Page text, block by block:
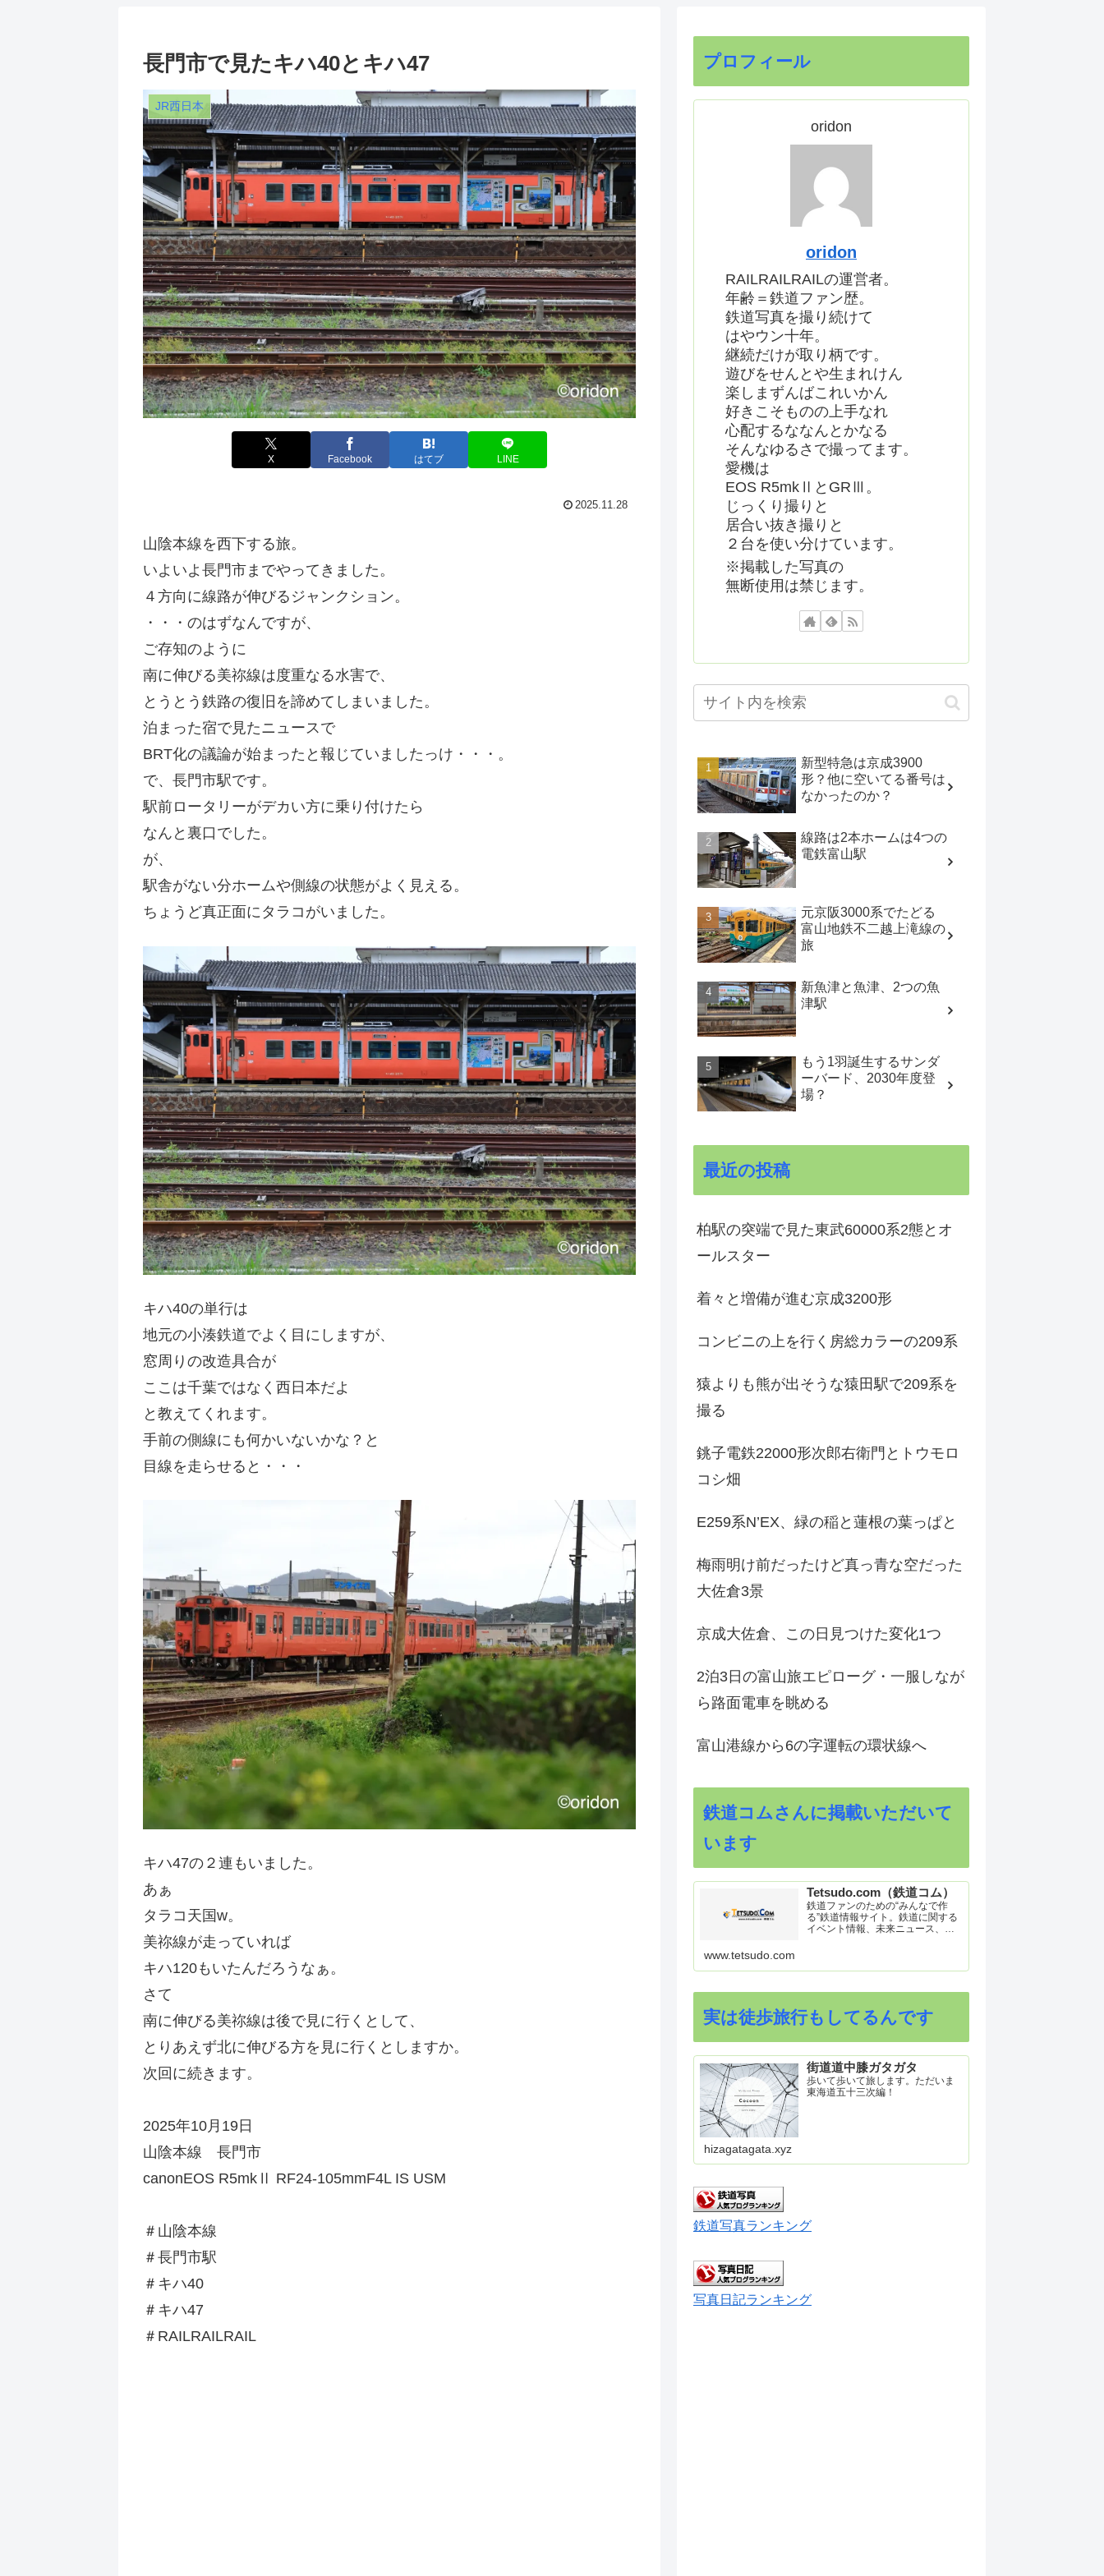
長門市で見たキハ40とキハ47
JR西日本
X Facebook はてブ LINE
2025.11.28
山陰本線を西下する旅。
いよいよ長門市までやってきました。
４方向に線路が伸びるジャンクション。
・・・のはずなんですが、
ご存知のように
南に伸びる美祢線は度重なる水害で、
とうとう鉄路の復旧を諦めてしまいました。
泊まった宿で見たニュースで
BRT化の議論が始まったと報じていましたっけ・・・。
で、長門市駅です。
駅前ロータリーがデカい方に乗り付けたら
なんと裏口でした。
が、
駅舎がない分ホームや側線の状態がよく見える。
ちょうど真正面にタラコがいました。
キハ40の単行は
地元の小湊鉄道でよく目にしますが、
窓周りの改造具合が
ここは千葉ではなく西日本だよ
と教えてくれます。
手前の側線にも何かいないかな？と
目線を走らせると・・・
キハ47の２連もいました。
あぁ
タラコ天国w。
美祢線が走っていれば
キハ120もいたんだろうなぁ。
さて
南に伸びる美祢線は後で見に行くとして、
とりあえず北に伸びる方を見に行くとしますか。
次回に続きます。
2025年10月19日
山陰本線 長門市
canonEOS R5mkⅡ RF24-105mmF4L IS USM
＃山陰本線
＃長門市駅
＃キハ40
＃キハ47
＃RAILRAILRAIL
プロフィール
oridon
oridon
RAILRAILRAILの運営者。
年齢＝鉄道ファン歴。
鉄道写真を撮り続けて
はやウン十年。
継続だけが取り柄です。
遊びをせんとや生まれけん
楽しまずんばこれいかん
好きこそものの上手なれ
心配するななんとかなる
そんなゆるさで撮ってます。
愛機は
EOS R5mkⅡとGRⅢ。
じっくり撮りと
居合い抜き撮りと
２台を使い分けています。
※掲載した写真の
無断使用は禁じます。
新型特急は京成3900
形？他に空いてる番号は
なかったのか？
線路は2本ホームは4つの
電鉄富山駅
元京阪3000系でたどる
富山地鉄不二越上滝線の
旅
新魚津と魚津、2つの魚
津駅
もう1羽誕生するサンダ
ーバード、2030年度登
場？
最近の投稿
柏駅の突端で見た東武60000系2態とオ
ールスター
着々と増備が進む京成3200形
コンビニの上を行く房総カラーの209系
猿よりも熊が出そうな猿田駅で209系を
撮る
銚子電鉄22000形次郎右衛門とトウモロ
コシ畑
E259系N’EX、緑の稲と蓮根の葉っぱと
梅雨明け前だったけど真っ青な空だった
大佐倉3景
京成大佐倉、この日見つけた変化1つ
2泊3日の富山旅エピローグ・一服しなが
ら路面電車を眺める
富山港線から6の字運転の環状線へ
鉄道コムさんに掲載いただいて
います
Tetsudo.com（鉄道コム）
鉄道ファンのための“みんなで作
る”鉄道情報サイト。鉄道に関する
イベント情報、未来ニュース、車
ク集や、参加型ゲーム「駅つなゲ
www.tetsudo.com
実は徒歩旅行もしてるんです
街道道中膝ガタガタ
歩いて歩いて旅します。ただいま
東海道五十三次編！
hizagatagata.xyz
鉄道写真ランキング
写真日記ランキング